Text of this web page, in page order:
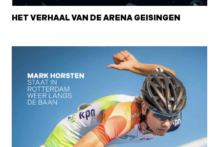
HET VERHAAL VAN DE ARENA GEISINGEN